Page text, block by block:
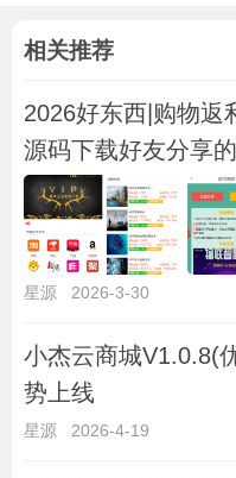
相关推荐
2026好东西|购物返
源码下载好友分享
星源 2026-3-30
小杰云商城V1.0.8(
势上线
星源 2026-4-19